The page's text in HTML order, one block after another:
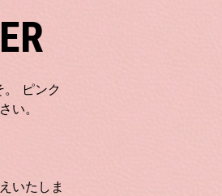
ピンク
い。
いたしま